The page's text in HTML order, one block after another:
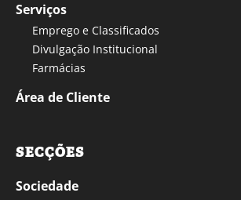
Serviços
Emprego e Classificados
Divulgação Institucional
Farmácias
Área de Cliente
SECÇÕES
Sociedade